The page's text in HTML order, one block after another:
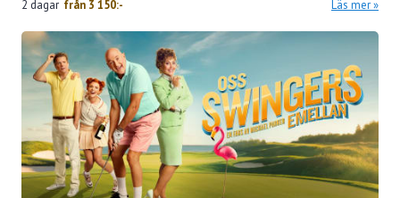
2 dagar från 3 150:- Läs mer